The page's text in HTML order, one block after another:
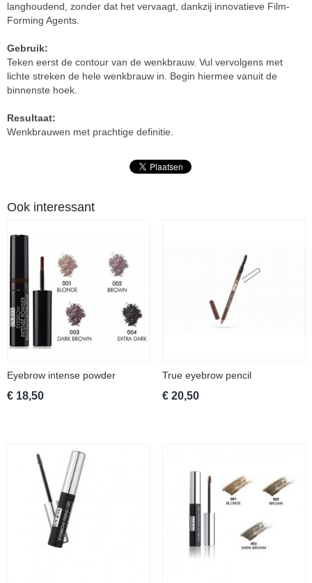
langhoudend, zonder dat het vervaagt, dankzij innovatieve Film-
Forming Agents.
Gebruik:
Teken eerst de contour van de wenkbrauw. Vul vervolgens met
lichte streken de hele wenkbrauw in. Begin hiermee vanuit de
binnenste hoek.
Resultaat:
Wenkbrauwen met prachtige definitie.
Ook interessant
Eyebrow intense powder
€ 18,50
True eyebrow pencil
€ 20,50